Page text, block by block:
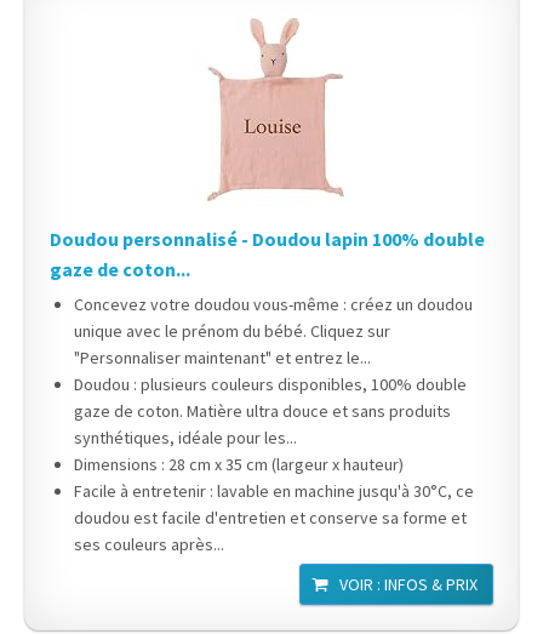
Doudou personnalisé - Doudou lapin 100% double
gaze de coton...
Concevez votre doudou vous-même : créez un doudou
unique avec le prénom du bébé. Cliquez sur
"Personnaliser maintenant" et entrez le...
Doudou : plusieurs couleurs disponibles, 100% double
gaze de coton. Matière ultra douce et sans produits
synthétiques, idéale pour les...
Dimensions : 28 cm x 35 cm (largeur x hauteur)
Facile à entretenir : lavable en machine jusqu'à 30°C, ce
doudou est facile d'entretien et conserve sa forme et
ses couleurs après...
VOIR : INFOS & PRIX